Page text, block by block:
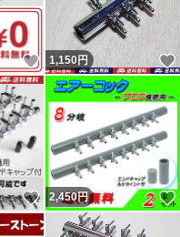
いいね！
1,150円
いいね！
2,450円